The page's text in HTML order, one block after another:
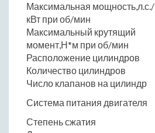
Максимальная мощность,л.с./
кВт при об/мин
Максимальный крутящий
момент,Н*м при об/мин
Расположение цилиндров
Количество цилиндров
Число клапанов на цилиндр
Система питания двигателя
Степень сжатия